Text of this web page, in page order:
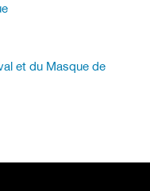
et du Masque de